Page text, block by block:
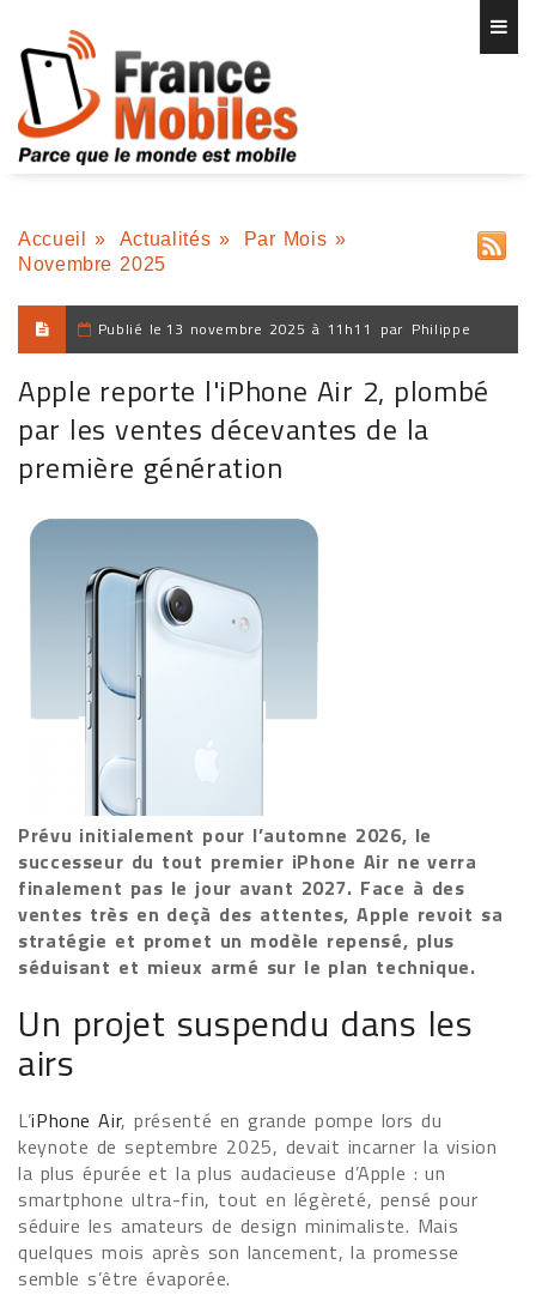
Accueil » Actualités » Par Mois »
Novembre 2025
Publié le 13 novembre 2025 à 11h11 par Philippe
Apple reporte l'iPhone Air 2, plombé
par les ventes décevantes de la
première génération
Prévu initialement pour l’automne 2026, le
successeur du tout premier iPhone Air ne verra
finalement pas le jour avant 2027. Face à des
ventes très en deçà des attentes, Apple revoit sa
stratégie et promet un modèle repensé, plus
séduisant et mieux armé sur le plan technique.
Un projet suspendu dans les
airs
L’iPhone Air, présenté en grande pompe lors du
keynote de septembre 2025, devait incarner la vision
la plus épurée et la plus audacieuse d’Apple : un
smartphone ultra-fin, tout en légèreté, pensé pour
séduire les amateurs de design minimaliste. Mais
quelques mois après son lancement, la promesse
semble s’être évaporée.